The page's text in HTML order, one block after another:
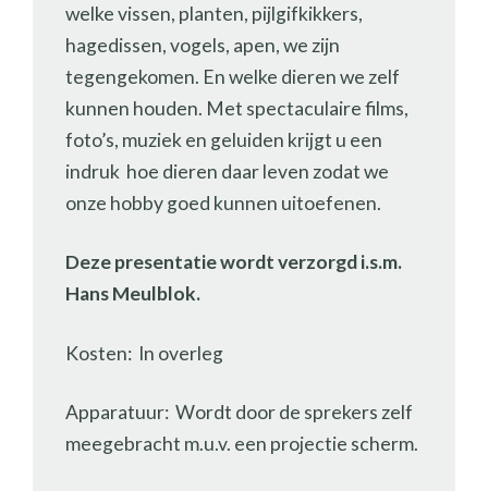
welke vissen, planten, pijlgifkikkers,
hagedissen, vogels, apen, we zijn
tegengekomen. En welke dieren we zelf
kunnen houden. Met spectaculaire films,
foto’s, muziek en geluiden krijgt u een
indruk hoe dieren daar leven zodat we
onze hobby goed kunnen uitoefenen.
Deze presentatie wordt verzorgd i.s.m.
Hans Meulblok.
Kosten: In overleg
Apparatuur: Wordt door de sprekers zelf
meegebracht m.u.v. een projectie scherm.